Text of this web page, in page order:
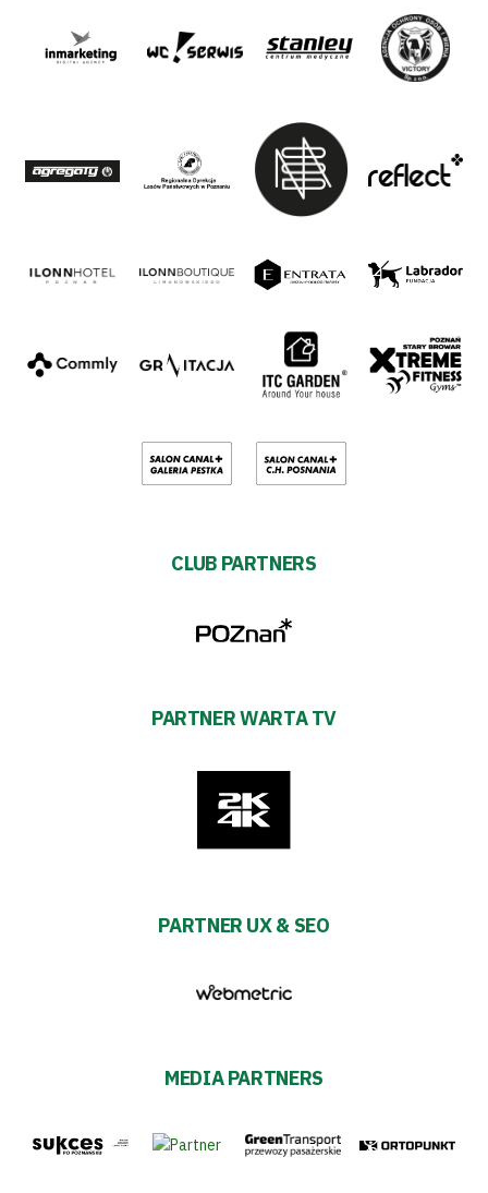
CLUB PARTNERS
PARTNER WARTA TV
PARTNER UX & SEO
MEDIA PARTNERS